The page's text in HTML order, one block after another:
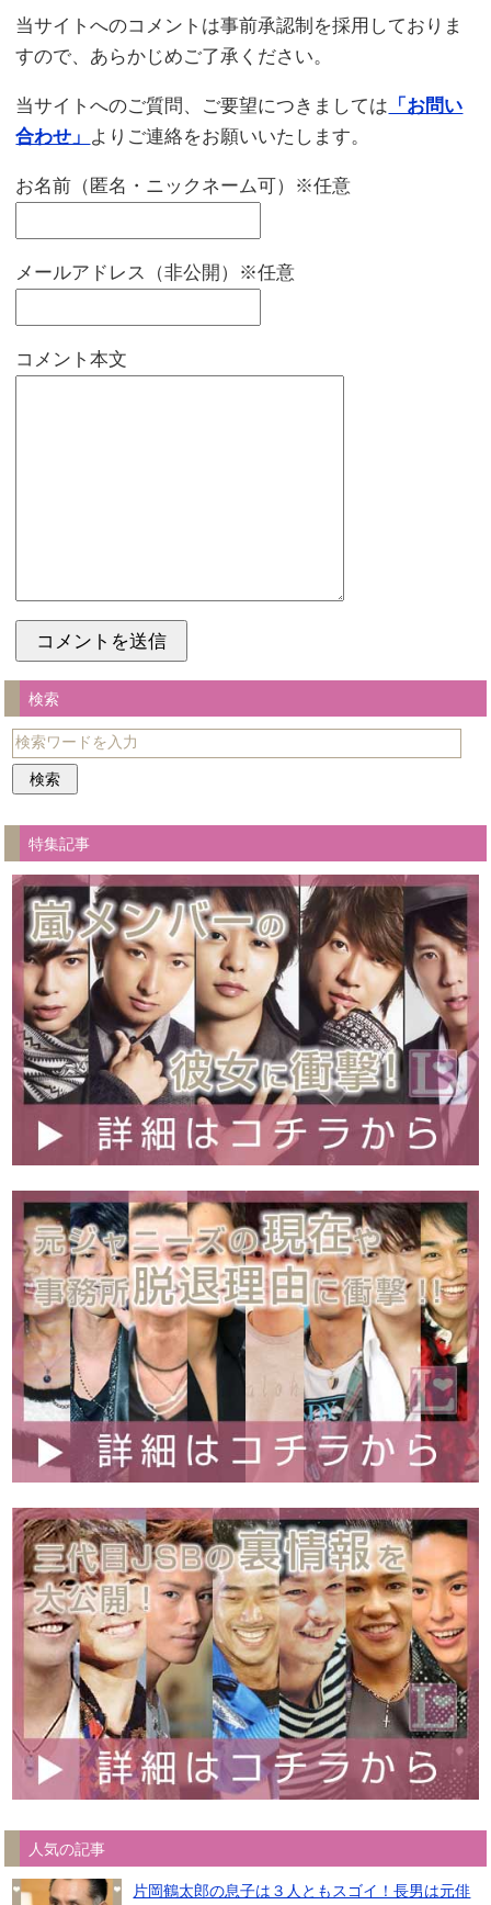
当サイトへのコメントは事前承認制を採用しておりま
すので、あらかじめご了承ください。
当サイトへのご質問、ご要望につきましては 「お問い
合わせ」 よりご連絡をお願いいたします。
お名前（匿名・ニックネーム可）※任意
メールアドレス（非公開）※任意
コメント本文
検索
特集記事
人気の記事
片岡鶴太郎の息子は３人ともスゴイ！長男は元俳